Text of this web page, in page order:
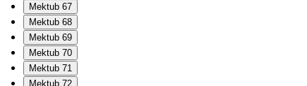
Mektub 67
Mektub 68
Mektub 69
Mektub 70
Mektub 71
Mektub 72